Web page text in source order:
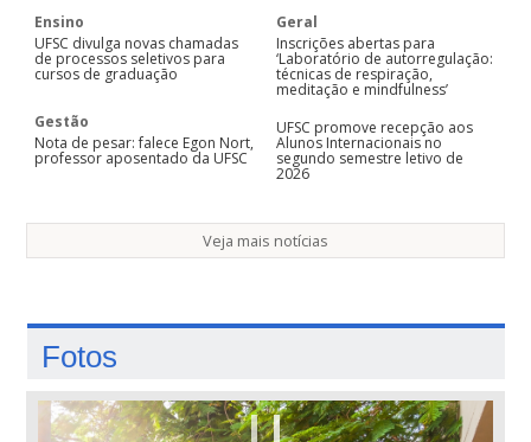
Ensino
UFSC divulga novas chamadas
de processos seletivos para
cursos de graduação
Gestão
Nota de pesar: falece Egon Nort,
professor aposentado da UFSC
Geral
Inscrições abertas para
‘Laboratório de autorregulação:
técnicas de respiração,
meditação e mindfulness’
UFSC promove recepção aos
Alunos Internacionais no
segundo semestre letivo de
2026
Veja mais notícias
Fotos